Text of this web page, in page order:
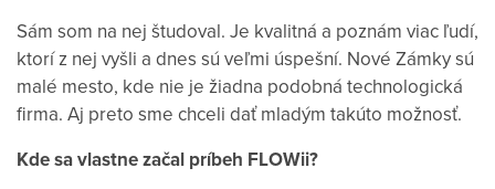
Sám som na nej študoval. Je kvalitná a poznám viac ľudí,
ktorí z nej vyšli a dnes sú veľmi úspešní. Nové Zámky sú
malé mesto, kde nie je žiadna podobná technologická
firma. Aj preto sme chceli dať mladým takúto možnosť.
Kde sa vlastne začal príbeh FLOWii?